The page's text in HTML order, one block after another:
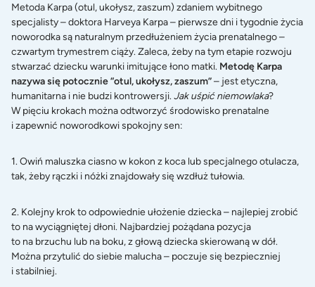
Metoda Karpa (otul, ukołysz, zaszum) zdaniem wybitnego
specjalisty – doktora Harveya Karpa – pierwsze dni i tygodnie życia
noworodka są naturalnym przedłużeniem życia prenatalnego –
czwartym trymestrem ciąży. Zaleca, żeby na tym etapie rozwoju
stwarzać dziecku warunki imitujące łono matki. Metodę Karpa
nazywa się potocznie “otul, ukołysz, zaszum”– jest etyczna,
humanitarna i nie budzi kontrowersji.Jak uśpić niemowlaka?
W pięciu krokach można odtworzyć środowisko prenatalne
i zapewnić noworodkowi spokojny sen:
1. Owiń maluszka ciasno w kokon z koca lub specjalnego otulacza,
tak, żeby rączki i nóżki znajdowały się wzdłuż tułowia.
2. Kolejny krok to odpowiednie ułożenie dziecka – najlepiej zrobić
to na wyciągniętej dłoni. Najbardziej pożądana pozycja
to na brzuchu lub na boku, z głową dziecka skierowaną w dół.
Można przytulić do siebie malucha – poczuje się bezpieczniej
i stabilniej.